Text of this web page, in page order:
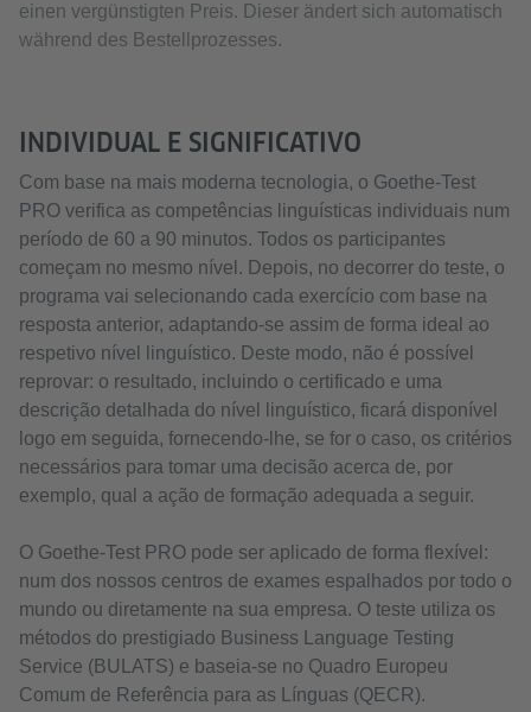
einen vergünstigten Preis. Dieser ändert sich automatisch
während des Bestellprozesses.
INDIVIDUAL E SIGNIFICATIVO
Com base na mais moderna tecnologia, o Goethe-Test
PRO verifica as competências linguísticas individuais num
período de 60 a 90 minutos. Todos os participantes
começam no mesmo nível. Depois, no decorrer do teste, o
programa vai selecionando cada exercício com base na
resposta anterior, adaptando-se assim de forma ideal ao
respetivo nível linguístico. Deste modo, não é possível
reprovar: o resultado, incluindo o certificado e uma
descrição detalhada do nível linguístico, ficará disponível
logo em seguida, fornecendo-lhe, se for o caso, os critérios
necessários para tomar uma decisão acerca de, por
exemplo, qual a ação de formação adequada a seguir.
O Goethe-Test PRO pode ser aplicado de forma flexível:
num dos nossos centros de exames espalhados por todo o
mundo ou diretamente na sua empresa. O teste utiliza os
métodos do prestigiado Business Language Testing
Service (BULATS) e baseia-se no Quadro Europeu
Comum de Referência para as Línguas (QECR).